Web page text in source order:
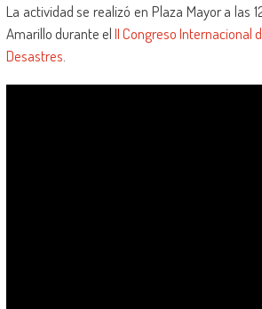
La actividad se realizó en Plaza Mayor a las
Amarillo durante elII Congreso Internacional
Desastres.